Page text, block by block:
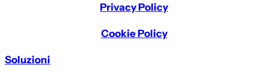
Privacy Policy
Cookie Policy
Soluzioni